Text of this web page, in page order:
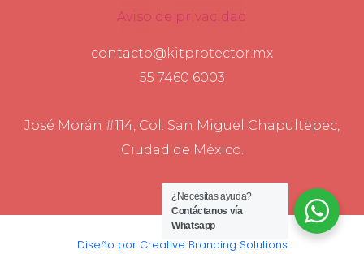
Aviso de privacidad
contacto@kitprotector.mx
55 7460 6003
José Morán #114, Col. San Miguel Chapultepec,
Ciudad de México.
Diseño por Creative Branding Solutions
¿Necesitas ayuda?
Contáctanos vía
Whatsapp